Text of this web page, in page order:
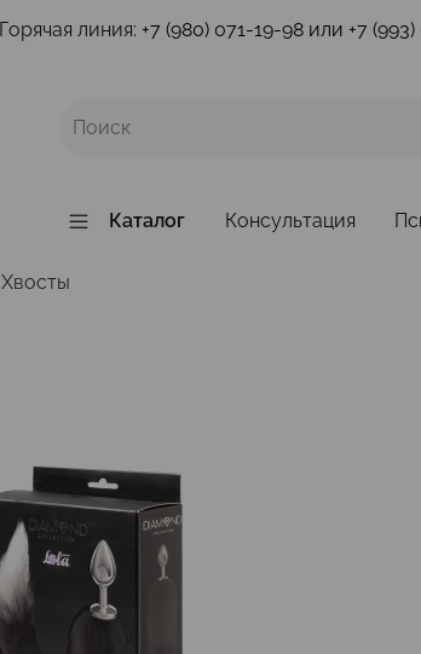
Горячая линия: +7 (980) 071-19-98 или +7
Каталог Консультация
Хвосты